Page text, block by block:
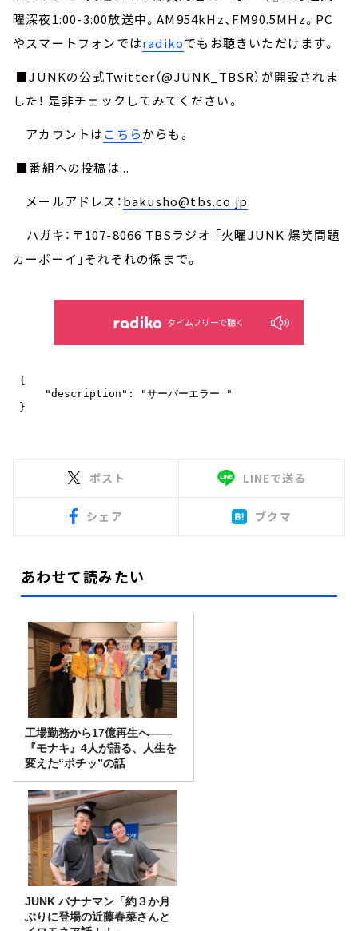
曜深夜1:00-3:00放送中。AM954kHz、FM90.5MHz。PC
やスマートフォンではradikoでもお聴きいただけます。
■JUNKの公式Twitter（@JUNK_TBSR）が開設されま
した！ 是非チェックしてみてください。
アカウントはこちらからも。
■番組への投稿は...
メールアドレス：bakusho@tbs.co.jp
ハガキ：〒107-8066 TBSラジオ 「火曜JUNK 爆笑問題
カーボーイ」それぞれの係まで。
タイムフリーで聴く
ポスト LINEで送る
シェア ブクマ
あわせて読みたい
工場勤務から17億再生へ——
『モナキ』4人が語る、人生を
変えた“ポチッ”の話
JUNK バナナマン「約３か月
ぶりに登場の近藤春菜さんと